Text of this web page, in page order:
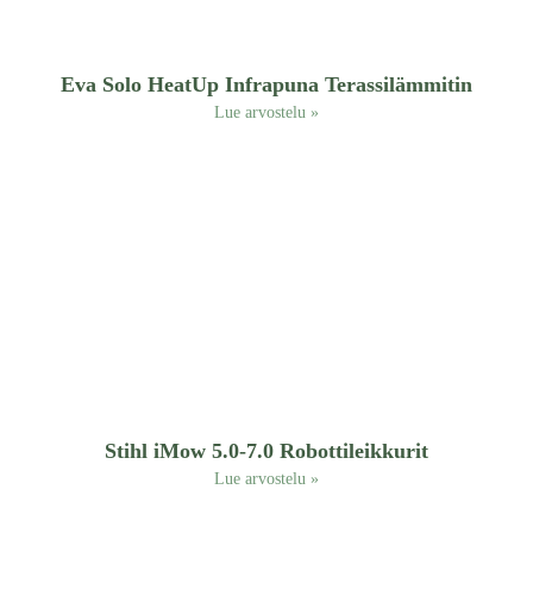
Eva Solo HeatUp Infrapuna Terassilämmitin
Lue arvostelu »
Stihl iMow 5.0-7.0 Robottileikkurit
Lue arvostelu »